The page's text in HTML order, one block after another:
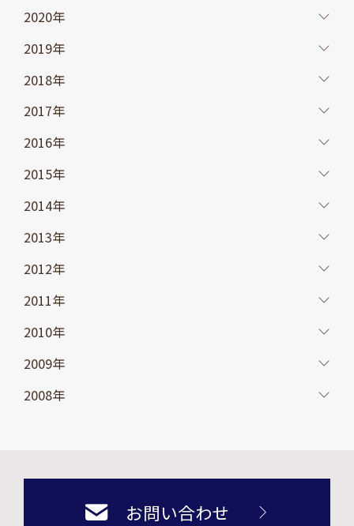
2020年
2019年
2018年
2017年
2016年
2015年
2014年
2013年
2012年
2011年
2010年
2009年
2008年
お問い合わせ